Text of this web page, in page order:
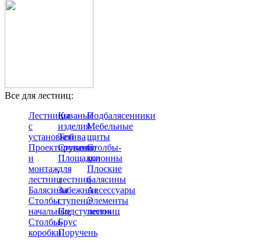
Все для лестниц:
Лестницы
с
установкой
Проектирование
и
монтаж
лестниц
Балясины
Столбы
начальные
Столбы-
коробки
Кованые
изделия
Тетива
Ступени
Площадки
для
лестниц
Забежные
ступени
Подступенок
Брус
Поручень
Подбалясенники
Мебельные
щиты
Столбы-
колонны
Плоские
балясины
Аксессуары
Элементы
лестниц